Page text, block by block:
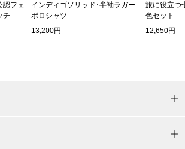
認フェ
チ
インディゴソリッド･半袖ラガー
ポロシャツ
13,200円
旅に役立つ
色セット
12,650円